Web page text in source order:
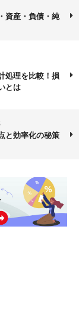
資産・負債・純
処理を比較！損
とは
と効率化の秘策